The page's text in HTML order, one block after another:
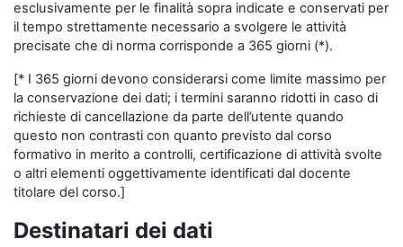
esclusivamente per le finalità sopra indicate e conservati per
il tempo strettamente necessario a svolgere le attività
precisate che di norma corrisponde a 365 giorni (*).
[* I 365 giorni devono considerarsi come limite massimo per
la conservazione dei dati; i termini saranno ridotti in caso di
richieste di cancellazione da parte dell’utente quando
questo non contrasti con quanto previsto dal corso
formativo in merito a controlli, certificazione di attività svolte
o altri elementi oggettivamente identificati dal docente
titolare del corso.]
Destinatari dei dati